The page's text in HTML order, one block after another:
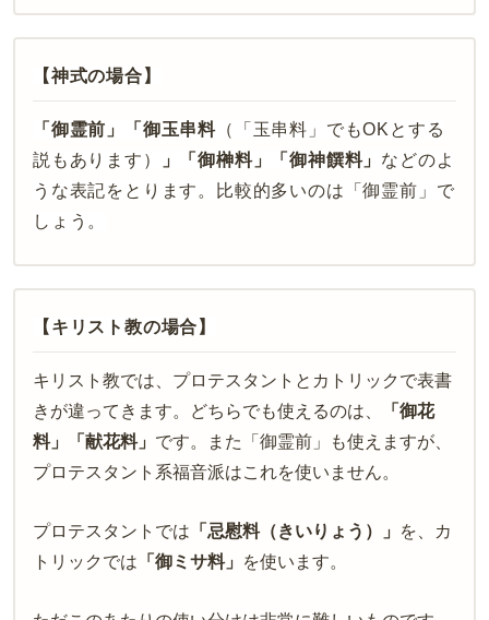
【神式の場合】
「御霊前」「御玉串料 （「玉串料」でもOK とする
説もあります）
」「御榊料」「御神饌料」 などのよ
うな表記をとります。比較的多いのは「御霊前」で
しょう。
【キリスト教の場合】
キリスト教では、プロテスタントとカトリックで表書
きが違ってきます。どちらでも使えるのは、
「御花
料」「献花料」 です。また「御霊前」も使えますが、
プロテスタント系福音派はこれを使いません。
プロテスタントでは 「忌慰料（きいりょう）」 を、カ
トリックでは 「御ミサ料」 を使います。